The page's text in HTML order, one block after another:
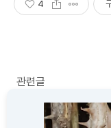
4
관련글